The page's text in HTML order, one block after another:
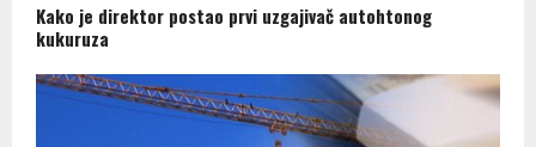
Kako je direktor postao prvi uzgajivač autohtonog
kukuruza